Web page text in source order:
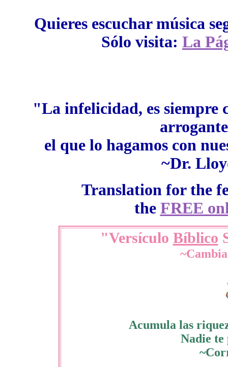
Quieres escuchar música
Sólo visita: La
"La infelicidad, es siempre
el que lo hagamos con
~Dr.
Translation for the
the FREE
"Versículo Bíblico
Acumula las
Nadie